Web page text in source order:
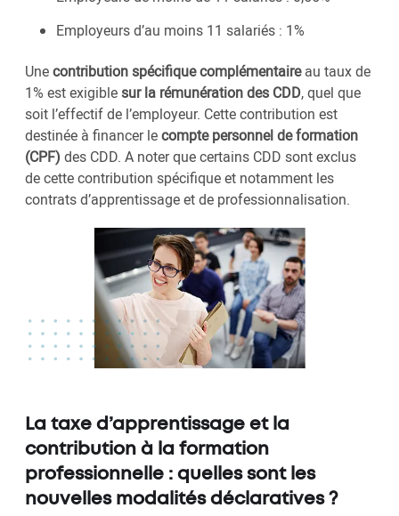
Employeurs d’au moins 11 salariés : 1%
Unecontribution spécifique complémentaireau taux de
1% est exigible sur la rémunération des CDD, quel que
soit l’effectif de l’employeur. Cette contribution est
destinée à financer lecompte personnel de formation
(CPF) des CDD. A noter que certains CDD sont exclus
de cette contribution spécifique et notamment les
contrats d’apprentissage et de professionnalisation.
La taxe d’apprentissage et la
contribution à la formation
professionnelle : quelles sont les
nouvelles modalités déclaratives ?